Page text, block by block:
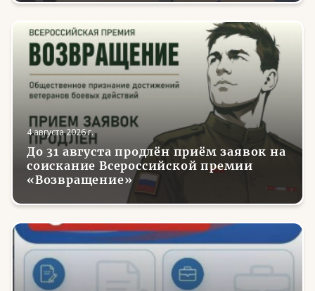
4 августа 2026 г.
До 31 августа продлён приём заявок на
соискание Всероссийской премии
«Возвращение»